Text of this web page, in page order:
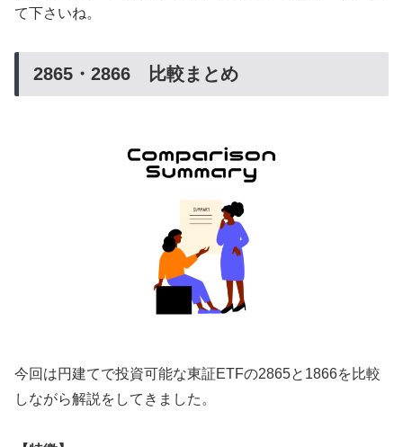
て下さいね。
2865・2866 比較まとめ
今回は円建てで投資可能な東証ETFの2865と1866を比較
しながら解説をしてきました。